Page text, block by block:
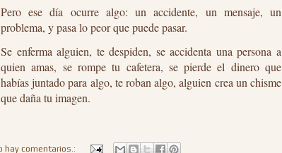
Pero ese día ocurre algo: un accidente, un mensaje, un
problema, y pasa lo peor que puede pasar.
Se enferma alguien, te despiden, se accidenta una persona a
quien amas, se rompe tu cafetera, se pierde el dinero que
habías juntado para algo, te roban algo, alguien crea un chisme
que daña tu imagen.
hay comentarios.: